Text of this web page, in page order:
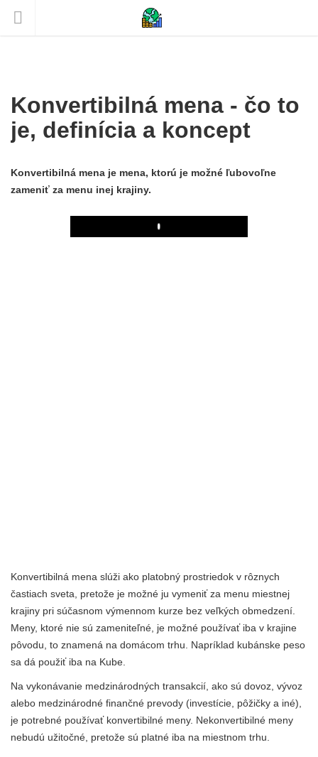
Konvertibilná mena - čo to
je, definícia a koncept
Konvertibilná mena je mena, ktorú je možné ľubovoľne
zameniť za menu inej krajiny.
Play
Konvertibilná mena slúži ako platobný prostriedok v rôznych
častiach sveta, pretože je možné ju vymeniť za menu miestnej
krajiny pri súčasnom výmennom kurze bez veľkých obmedzení.
Meny, ktoré nie sú zameniteľné, je možné používať iba v krajine
pôvodu, to znamená na domácom trhu. Napríklad kubánske peso
sa dá použiť iba na Kube.
Na vykonávanie medzinárodných transakcií, ako sú dovoz, vývoz
alebo medzinárodné finančné prevody (investície, pôžičky a iné),
je potrebné používať konvertibilné meny. Nekonvertibilné meny
nebudú užitočné, pretože sú platné iba na miestnom trhu.